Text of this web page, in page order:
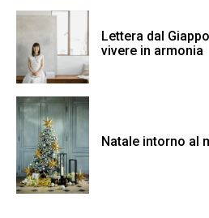
Lettera dal
vivere in armonia
Natale intorno al